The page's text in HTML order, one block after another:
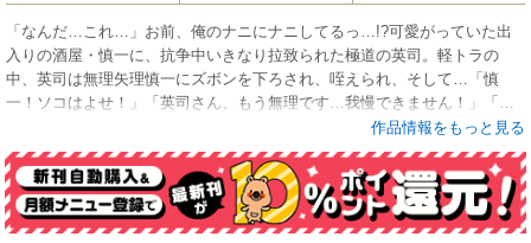
「なんだ…これ…」お前、俺のナニにナニしてるっ…!?可愛がっていた出
入りの酒屋・慎一に、抗争中いきなり拉致られた極道の英司。軽トラの
中、英司は無理矢理慎一にズボンを下ろされ、咥えられ、そして…「慎
一！ソコはよせ！」「英司さん、もう無理です…我慢できません！」「…
ケ…ケツがいてぇ」ああ、もう！こんな目にあっても俺は慎一がかわいく
てしょうがねぇ…！って…俺、男の道踏み外しちまったじゃねーか!?
作品情報をもっと見る